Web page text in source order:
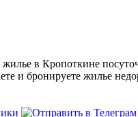
в Кропоткине
и бронируете жилье